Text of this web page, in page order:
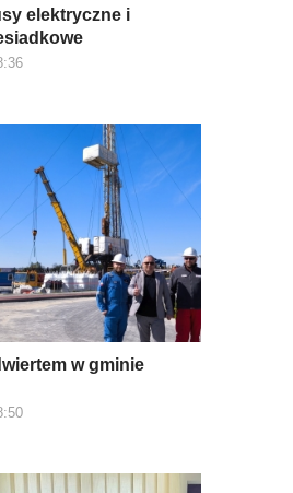
elektryczne i
w gminie